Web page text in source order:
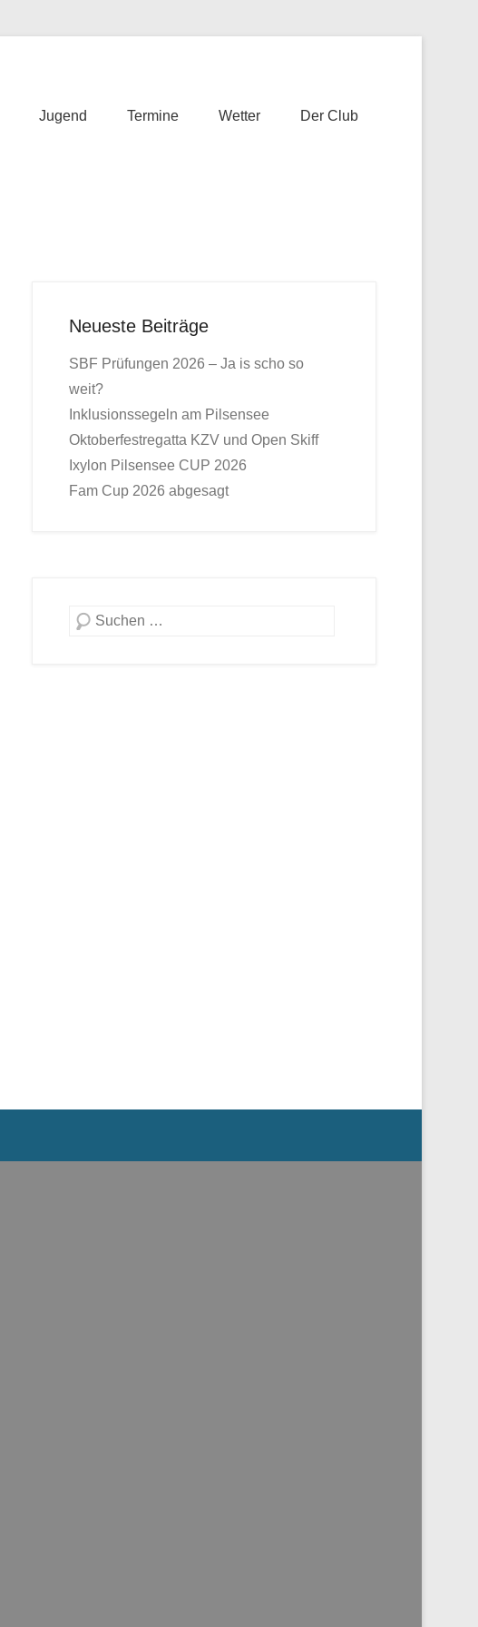
Jugend Termine Wetter Der Club
Neueste Beiträge
SBF Prüfungen 2026 – Ja is scho so
weit?
Inklusionssegeln am Pilsensee
Oktoberfestregatta KZV und Open Skiff
Ixylon Pilsensee CUP 2026
Fam Cup 2026 abgesagt
Suche